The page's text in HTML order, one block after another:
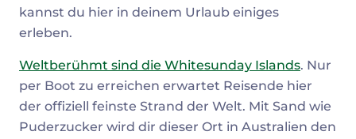
kannst du hier in deinem Urlaub einiges
erleben.
Weltberühmt sind die Whitesunday Islands. Nur
per Boot zu erreichen erwartet Reisende hier
der offiziell feinste Strand der Welt. Mit Sand wie
Puderzucker wird dir dieser Ort in Australien den